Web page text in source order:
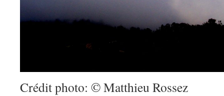
Crédit photo: © Matthieu Rossez